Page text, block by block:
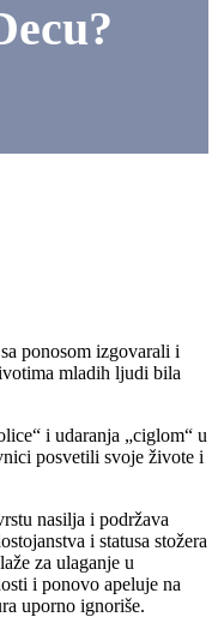
ponosom izgovarali i
mladih ljudi bila
i udaranja „ciglom“ u
posvetili svoje živote i
nasilja i podržava
i statusa stožera
za ulaganje u
i ponovo apeluje na
uporno ignoriše.